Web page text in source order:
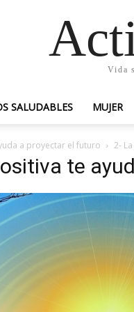
Vida
SALUDABLES MUJER
a proyectar el futuro 2-
te